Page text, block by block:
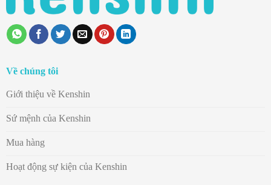
Về chúng tôi
Giới thiệu về Kenshin
Sứ mệnh của Kenshin
Mua hàng
Hoạt động sự kiện của Kenshin